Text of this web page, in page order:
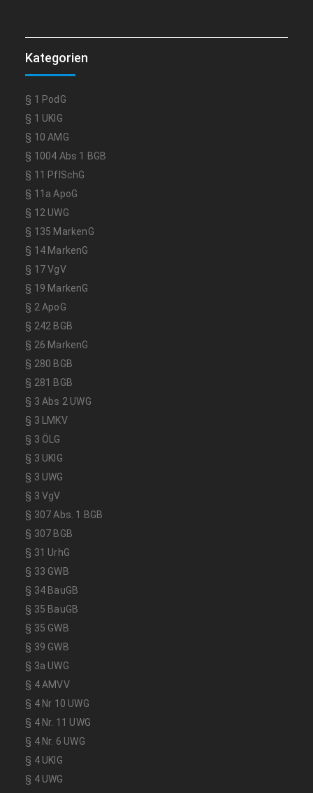
Kategorien
§ 1 PodG
§ 1 UKlG
§ 10 AMG
§ 1004 Abs 1 BGB
§ 11 PflSchG
§ 11a ApoG
§ 12 UWG
§ 135 MarkenG
§ 14 MarkenG
§ 17 VgV
§ 19 MarkenG
§ 2 ApoG
§ 242 BGB
§ 26 MarkenG
§ 280 BGB
§ 281 BGB
§ 3 Abs 2 UWG
§ 3 LMKV
§ 3 ÖLG
§ 3 UKlG
§ 3 UWG
§ 3 VgV
§ 307 Abs. 1 BGB
§ 307 BGB
§ 31 UrhG
§ 33 GWB
§ 34 BauGB
§ 35 BauGB
§ 35 GWB
§ 39 GWB
§ 3a UWG
§ 4 AMVV
§ 4 Nr 10 UWG
§ 4 Nr. 11 UWG
§ 4 Nr. 6 UWG
§ 4 UKlG
§ 4 UWG